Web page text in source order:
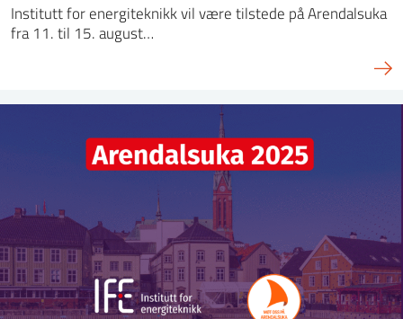
Institutt for energiteknikk vil være tilstede på Arendalsuka
fra 11. til 15. august…